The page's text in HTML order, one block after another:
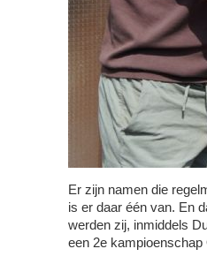
Er zijn namen die
is er daar één van. En
werden zij, inmiddels
een 2e kampioenschap